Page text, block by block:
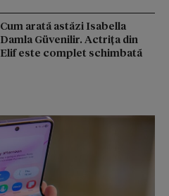
Cum arată astăzi Isabella
Damla Güvenilir. Actrița din
Elif este complet schimbată